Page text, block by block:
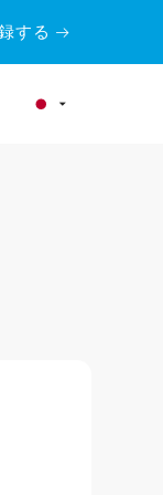
する